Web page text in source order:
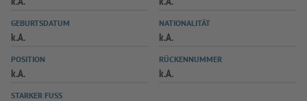
SPIELPLUS
GEBURTSDATUM
k.A.
NATIONALITÄT
k.A.
POSITION
k.A.
RÜCKENNUMMER
k.A.
STARKER FUSS